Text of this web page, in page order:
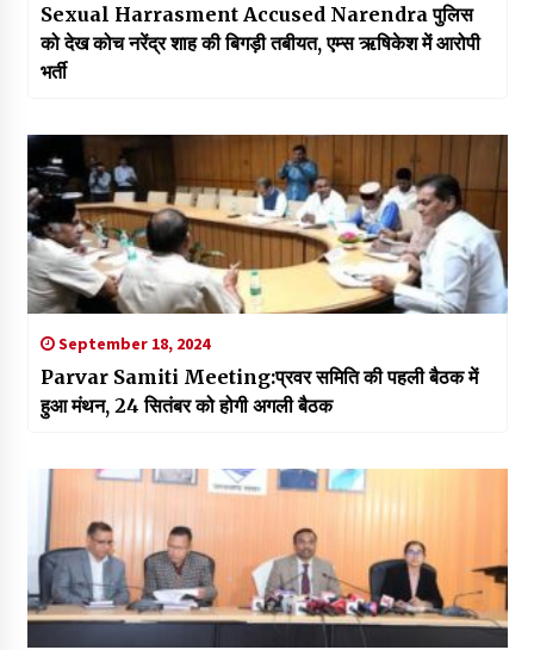
Sexual Harrasment Accused Narendra पुलिस
को देख कोच नरेंद्र शाह की बिगड़ी तबीयत, एम्स ऋषिकेश में आरोपी
भर्ती
September 18, 2024
Parvar Samiti Meeting:प्रवर समिति की पहली बैठक में
हुआ मंथन, 24 सितंबर को होगी अगली बैठक